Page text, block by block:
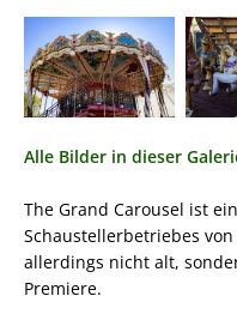
Alle Bilder in dieser
The Grand Carousel ist
Schaustellerbetriebes
allerdings nicht alt,
Premiere.